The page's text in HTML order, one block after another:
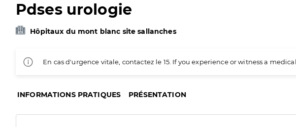
Pdses urologie
Hôpitaux du mont blanc site sallanches
En cas d'urgence vitale, contactez le 15. If you experience or witness a
INFORMATIONS PRATIQUES PRÉSENTATION